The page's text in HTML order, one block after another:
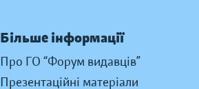
Більше інформації
Про ГО “Форум видавців”
Презентаційні матеріали